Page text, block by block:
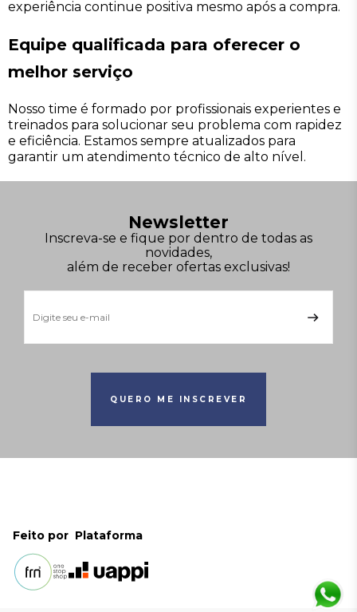
experiência continue positiva mesmo após a compra.
Equipe qualificada para oferecer o
melhor serviço
Nosso time é formado por profissionais experientes e
treinados para solucionar seu problema com rapidez
e eficiência. Estamos sempre atualizados para
garantir um atendimento técnico de alto nível.
Newsletter
Inscreva-se e fique por dentro de todas as
novidades,
além de receber ofertas exclusivas!
QUERO ME INSCREVER
Feito por Plataforma